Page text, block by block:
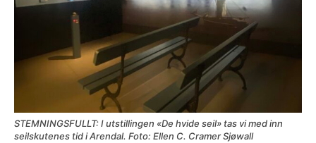
STEMNINGSFULLT: I utstillingen «De hvide seil» tas vi med inn
seilskutenes tid i Arendal. Foto: Ellen C. Cramer Sjøwall